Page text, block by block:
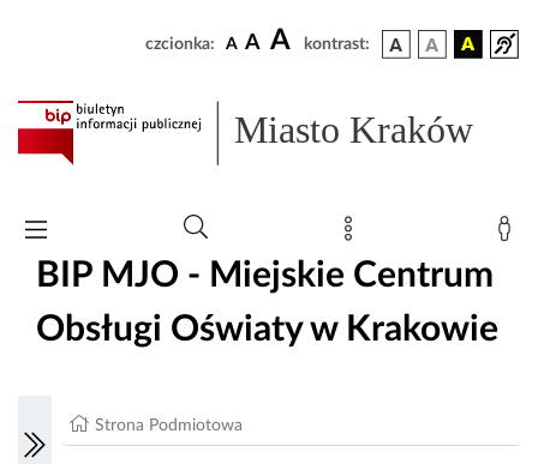
czcionka: A A A kontrast:
Miasto Kraków
BIP MJO - Miejskie Centrum
Obsługi Oświaty w Krakowie
Strona Podmiotowa